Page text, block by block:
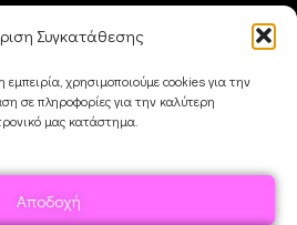
Συγκατάθεσης
χρησιμοποιούμε cookies για την
σε πληροφορίες για την καλύτερη
μας κατάστημα.
Αποδοχή
Checkout
Contact Us
FDQ
& Returns
and Conditions